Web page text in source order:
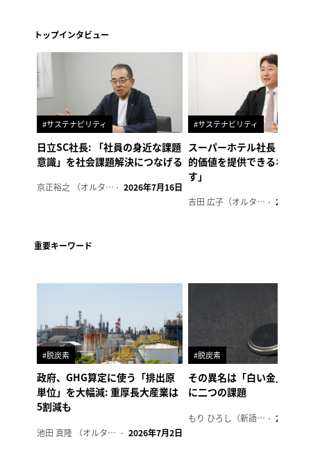
トップインタビュー
#サステナビリティ
日立SC社長: 「社員の身近な課題
意識」を社会課題解決につなげる
京正裕之 （オルタナ副編集長） 2026年7月16日
#サステナビリティ
スーパーホテル社長「地域
的価値を提供できるホテル
す」
吉田 広子（オルタナ輪番編集長） 2026年6
重要キーワード
#脱炭素
政府、GHG算定に使う「排出原
単位」を大幅減: 重厚長大産業は
5割減も
池田 真隆 （オルタナ輪番編集長） 2026年7月2日
#脱炭素
その異名は「白い金」、リ
に二つの課題
もり ひろし（新語ウォッチャー） 2023年7